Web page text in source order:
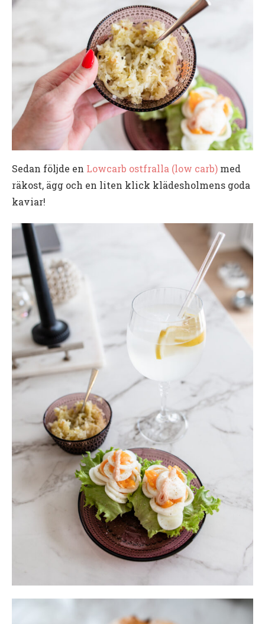
Sedan följde en Lowcarb ostfralla (low carb) med
räkost, ägg och en liten klick klädesholmens goda
kaviar!